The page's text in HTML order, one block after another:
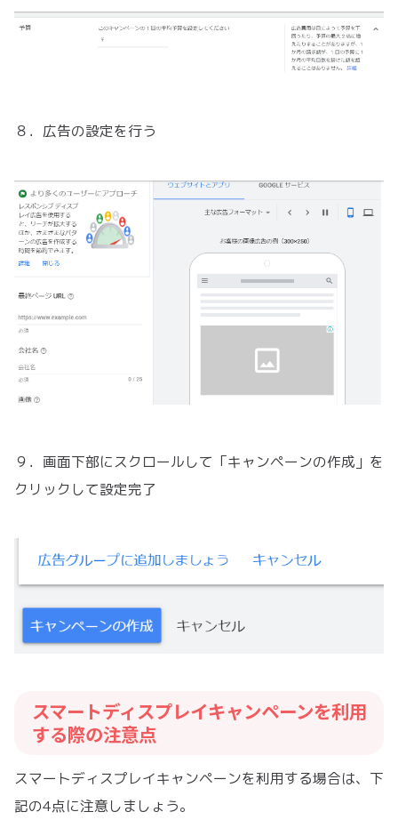
８．広告の設定を行う
９．画面下部にスクロールして「キャンペーンの作成」を
クリックして設定完了
スマートディスプレイキャンペーンを利用
する際の注意点
スマートディスプレイキャンペーンを利用する場合は、下
記の4点に注意しましょう。